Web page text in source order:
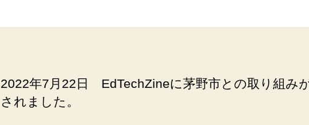
2022年7月22日 EdTechZineに茅野市との取り組み
されました。